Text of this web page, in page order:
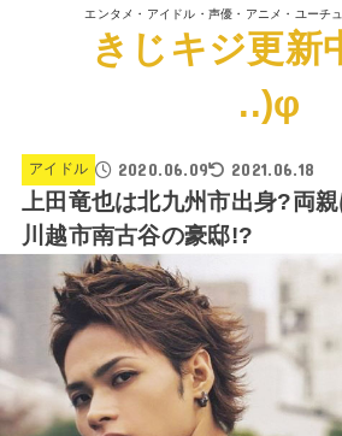
エンタメ・アイドル・声優・アニメ・ユーチ
きじキジ更新
..)φ
アイドル 2020.06.09 2021.06.18
上田竜也は北九州市出身?両
川越市南古谷の豪邸!?